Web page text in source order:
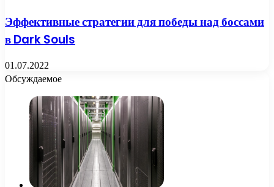
Эффективные стратегии для победы над боссами
в Dark Souls
01.07.2022
Обсуждаемое